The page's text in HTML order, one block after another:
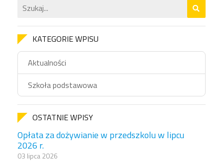
KATEGORIE WPISU
Aktualności
Szkoła podstawowa
OSTATNIE WPISY
Opłata za dożywianie w przedszkolu w lipcu
2026 r.
03 lipca 2026